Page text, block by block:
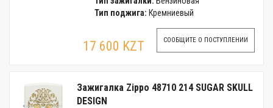
Тип поджига: Кремниевый
17 600 KZT СООБЩИТЕ О ПОСТУПЛЕНИИ
Зажигалка Zippo 48710 214 SUGAR SKULL
DESIGN